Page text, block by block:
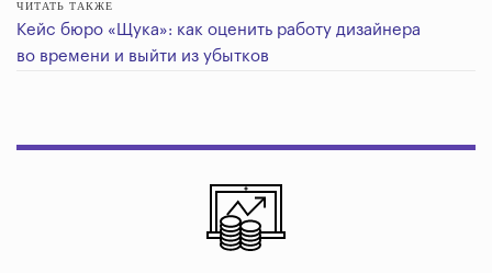
ЧИТАТЬ ТАКЖЕ
Кейс бюро «Щука»: как оценить работу дизайнера
во времени и выйти из убытков